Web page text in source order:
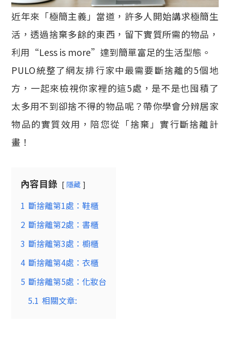
近年來「極簡主義」當道，許多人開始講求極簡生
活，透過捨棄多餘的東西，留下實質所需的物品，
利用“Less is more”達到簡單富足的生活型態。
PULO統整了網友排行家中最需要斷捨離的5個地
方，一起來檢視你家裡的這5處，是不是也囤積了
太多用不到卻捨不得的物品呢？帶你學會分辨居家
物品的實質效用，陪您從「捨棄」實行斷捨離計
畫！
內容目錄 隱藏
1 斷捨離第1處：鞋櫃
2 斷捨離第2處：書櫃
3 斷捨離第3處：櫥櫃
4 斷捨離第4處：衣櫃
5 斷捨離第5處：化妝台
5.1 相關文章: